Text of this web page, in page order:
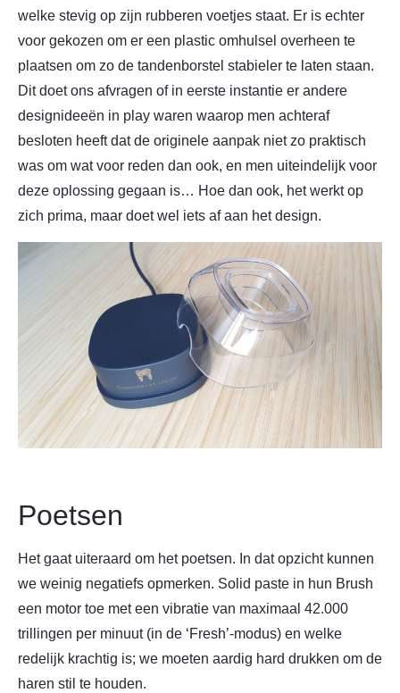
welke stevig op zijn rubberen voetjes staat. Er is echter
voor gekozen om er een plastic omhulsel overheen te
plaatsen om zo de tandenborstel stabieler te laten staan.
Dit doet ons afvragen of in eerste instantie er andere
designideeën in play waren waarop men achteraf
besloten heeft dat de originele aanpak niet zo praktisch
was om wat voor reden dan ook, en men uiteindelijk voor
deze oplossing gegaan is… Hoe dan ook, het werkt op
zich prima, maar doet wel iets af aan het design.
Poetsen
Het gaat uiteraard om het poetsen. In dat opzicht kunnen
we weinig negatiefs opmerken. Solid paste in hun Brush
een motor toe met een vibratie van maximaal 42.000
trillingen per minuut (in de ‘Fresh’-modus) en welke
redelijk krachtig is; we moeten aardig hard drukken om de
haren stil te houden.